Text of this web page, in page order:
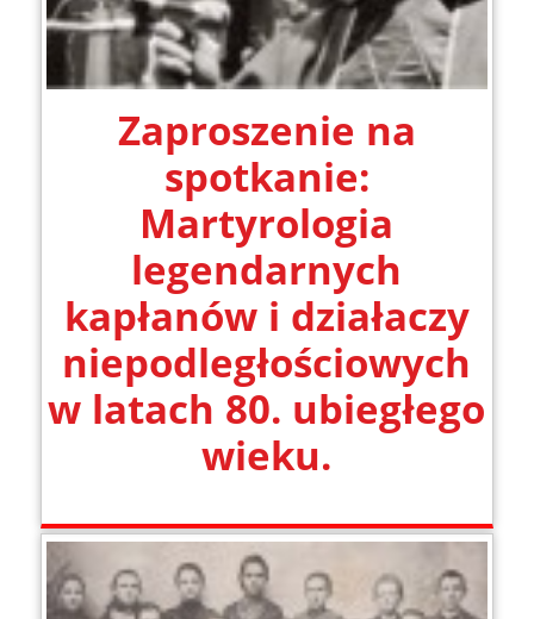
Zaproszenie na
spotkanie:
Martyrologia
legendarnych
kapłanów i działaczy
niepodległościowych
w latach 80. ubiegłego
wieku.